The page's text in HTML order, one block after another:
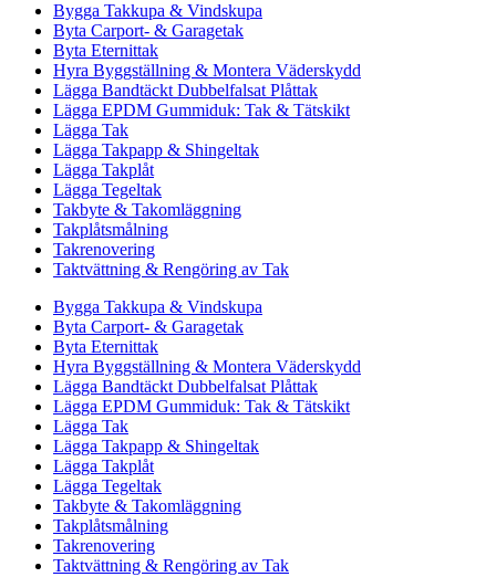
Bygga Takkupa & Vindskupa
Byta Carport- & Garagetak
Byta Eternittak
Hyra Byggställning & Montera Väderskydd
Lägga Bandtäckt Dubbelfalsat Plåttak
Lägga EPDM Gummiduk: Tak & Tätskikt
Lägga Tak
Lägga Takpapp & Shingeltak
Lägga Takplåt
Lägga Tegeltak
Takbyte & Takomläggning
Takplåtsmålning
Takrenovering
Taktvättning & Rengöring av Tak
Bygga Takkupa & Vindskupa
Byta Carport- & Garagetak
Byta Eternittak
Hyra Byggställning & Montera Väderskydd
Lägga Bandtäckt Dubbelfalsat Plåttak
Lägga EPDM Gummiduk: Tak & Tätskikt
Lägga Tak
Lägga Takpapp & Shingeltak
Lägga Takplåt
Lägga Tegeltak
Takbyte & Takomläggning
Takplåtsmålning
Takrenovering
Taktvättning & Rengöring av Tak